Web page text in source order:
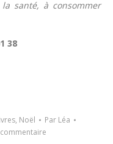
la santé, à consommer
38
, Noël Par Léa